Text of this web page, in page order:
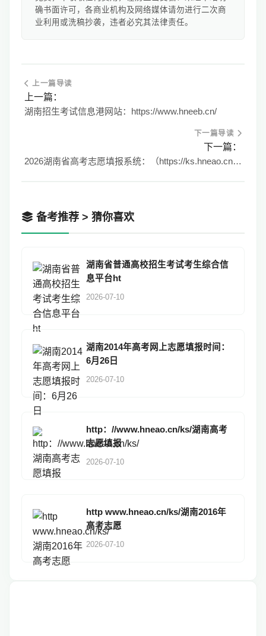
确书面许可，各商业机构及网络媒体请勿进行二次商
业利用或洗稿抄袭，违者必究其法律责任。
上一篇导读
上一篇：
湖南招生考试信息港网站：https://www.hneeb.cn/
下一篇导读
下一篇：
2026湖南省高考志愿填报系统：（https://ks.hneao.cn/）
备考推荐 > 猜你喜欢
湖南省普通高校招生考试考生综合信
息平台ht
2026-07-10
湖南2014年高考网上志愿填报时间：
6月26日
2026-07-10
http：//www.hneao.cn/ks/湖南高考
志愿填报
2026-07-10
http www.hneao.cn/ks/湖南2016年
高考志愿
2026-07-10